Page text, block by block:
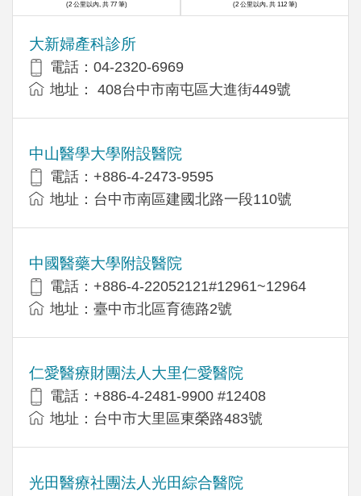
大新婦產科診所
電話：04-2320-6969
地址： 408台中市南屯區大進街449號
中山醫學大學附設醫院
電話：+886-4-2473-9595
地址：台中市南區建國北路一段110號
中國醫藥大學附設醫院
電話：+886-4-22052121#12961~12964
地址：臺中市北區育德路2號
仁愛醫療財團法人大里仁愛醫院
電話：+886-4-2481-9900 #12408
地址：台中市大里區東榮路483號
光田醫療社團法人光田綜合醫院
(2 公里以內, 共 77 筆) (2 公里以內, 共 112 筆)